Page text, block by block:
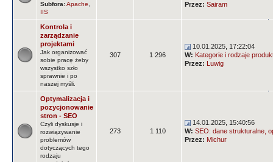
Subfora:Apache
IIS
Przez: Sairam
Kontrola i
zarządzanie
projektami
Jak organizować
sobie pracę żeby
wszystko szło
sprawnie i po
naszej myśli.
307 1 296
10.01.2025, 17:22:04
W: Kategorie i rodzaje
Przez: Luwig
Optymalizacja i
pozycjonowanie
stron - SEO
Czyli dyskusje i
rozwiązywanie
problemów
dotyczących tego
rodzaju
273 1 110
14.01.2025, 15:40:56
W: SEO: dane strukturalne,
Przez: Michur